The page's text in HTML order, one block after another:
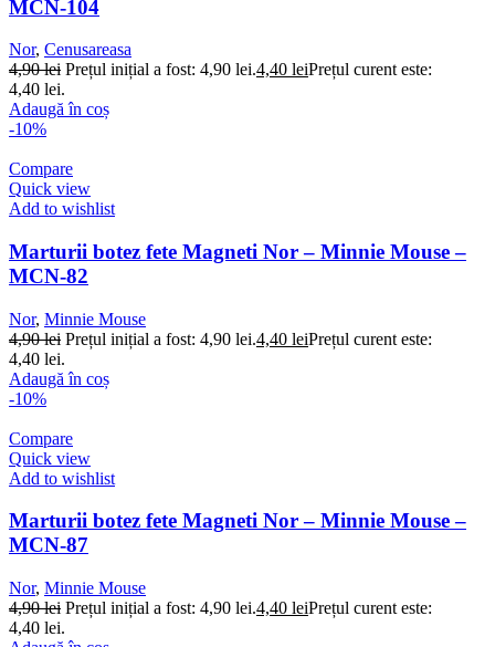
MCN-104
Nor, Cenusareasa
4,90lei Prețul inițial a fost: 4,90 lei.4,40 leiPrețul curent este:
4,40 lei.
Adaugă în coș
-10%
Compare
Quick view
Add to wishlist
Marturii botez fete Magneti Nor – Minnie Mouse –
MCN-82
Nor, Minnie Mouse
4,90lei Prețul inițial a fost: 4,90 lei.4,40 leiPrețul curent este:
4,40 lei.
Adaugă în coș
-10%
Compare
Quick view
Add to wishlist
Marturii botez fete Magneti Nor – Minnie Mouse –
MCN-87
Nor, Minnie Mouse
4,90lei Prețul inițial a fost: 4,90 lei.4,40 leiPrețul curent este:
4,40 lei.